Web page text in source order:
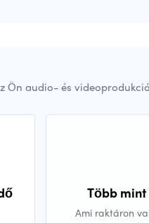
Ön audio- és
Több
Ami raktáron